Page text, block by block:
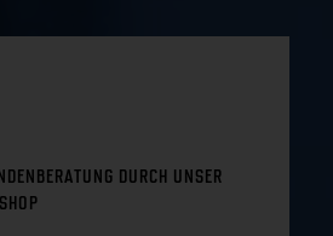
DURCH UNSER